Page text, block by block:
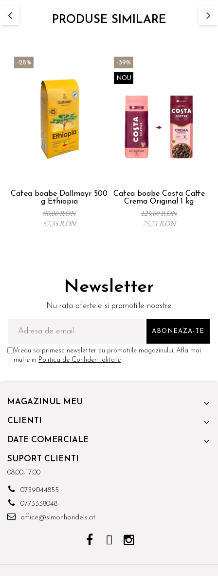
PRODUSE SIMILARE
-28%
Cafea boabe Dallmayr 500
g Ethiopia
80,00 RON
57,35 RON
-39%
NOU
Cafea boabe Costa Caffe
Crema Original 1 kg
125,00 RON
75,71 RON
Newsletter
Nu rata ofertele si promotiile noastre
Vreau sa primesc newsletter cu promotiile magazinului. Afla mai
multe in Politica de Confidentialitate
MAGAZINUL MEU
CLIENTI
DATE COMERCIALE
SUPORT CLIENTI
08.00-17.00
0759044855
0773338048
office@simonhandels.at